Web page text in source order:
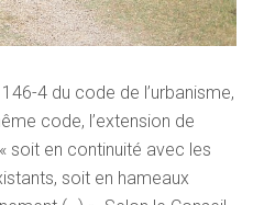
4 du code de l’urbanisme,
code, l’extension de
soit en continuité avec les
soit en hameaux